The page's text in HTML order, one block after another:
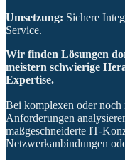
Umsetzung: Sichere
Service.
Wir finden Lösungen
meistern schwierige
Expertise.
Bei komplexen oder noch
Anforderungen
maßgeschneiderte IT-
Netzwerkanbindungen